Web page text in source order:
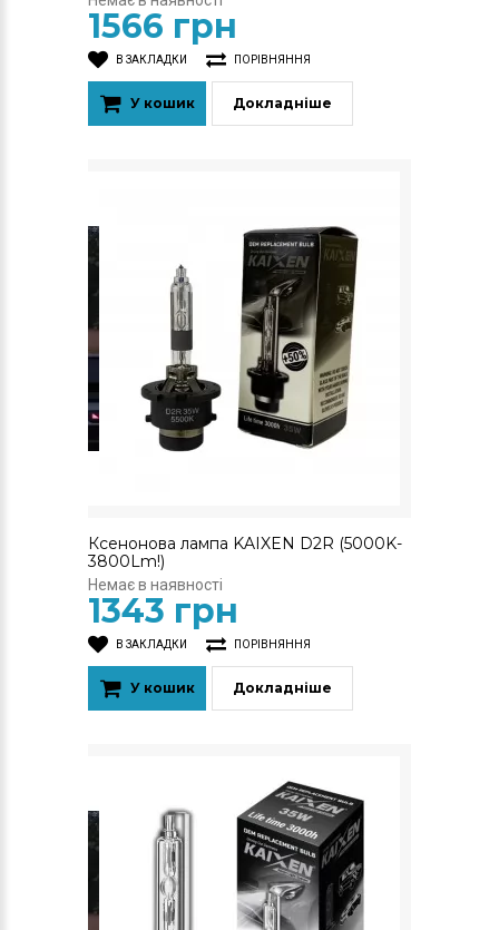
1566 грн
В ЗАКЛАДКИ ПОРІВНЯННЯ
У кошик Докладніше
Ксенонова лампа KAIXEN D2R (5000K-
3800Lm!)
Немає в наявності
1343 грн
В ЗАКЛАДКИ ПОРІВНЯННЯ
У кошик Докладніше